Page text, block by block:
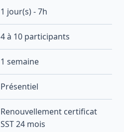
1 jour(s) -7h
4à 10 participants
1 semaine
Présentiel
Renouvellement certificat
SST 24 mois